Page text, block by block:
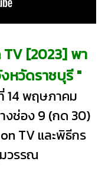
[2023] พา
หวัดราชบุรี "
14 พฤษภาคม
งช่อง 9 (กด 30)
TV และพิธีกร
วรรณ